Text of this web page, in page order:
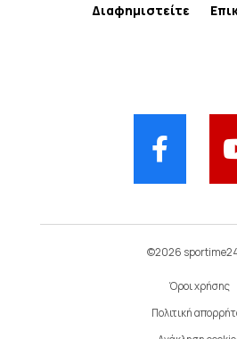
Διαφημιστείτε
©2026
Όροι χρήσης
Πολιτική